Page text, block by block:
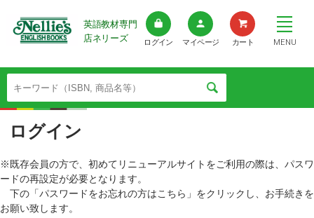
英語教材専門
店ネリーズ
ログイン マイページ カート MENU
ログイン
※既存会員の方で、初めてリニューアルサイトをご利用の際は、パスワ
ードの再設定が必要となります。
下の「パスワードをお忘れの方はこちら」をクリックし、お手続きを
お願い致します。